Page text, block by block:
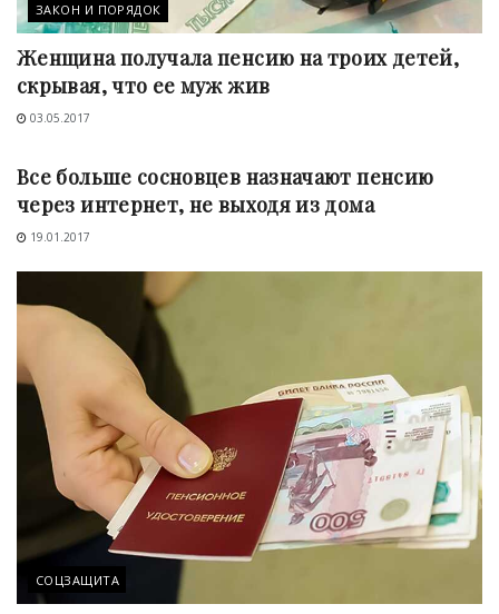
ЗАКОН И ПОРЯДОК
Женщина получала пенсию на троих детей,
скрывая, что ее муж жив
03.05.2017
Все больше сосновцев назначают пенсию
через интернет, не выходя из дома
19.01.2017
СОЦЗАЩИТА